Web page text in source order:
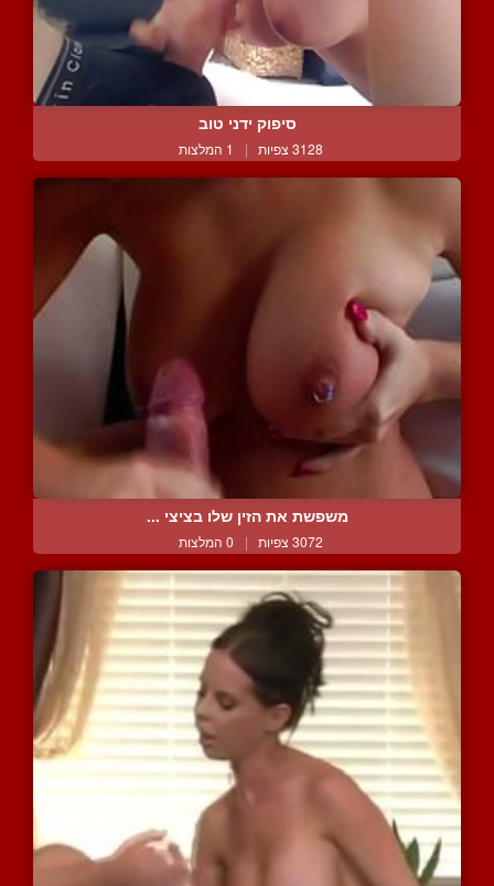
סיפוק ידני טוב
3128 צפיות | 1 המלצות
משפשת את הזין שלו בציצי ...
3072 צפיות | 0 המלצות